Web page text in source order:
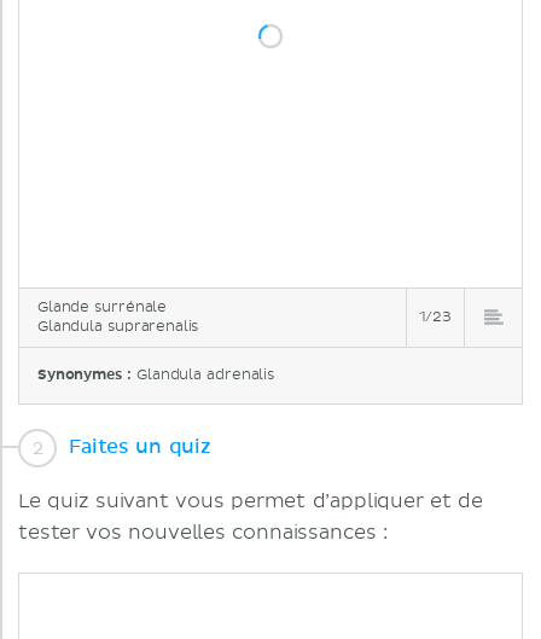
Glande surrénale
Glandula suprarenalis
1/23
Synonymes :Glandula adrenalis
Faites un quiz
Le quiz suivant vous permet d’appliquer et de
tester vos nouvelles connaissances :